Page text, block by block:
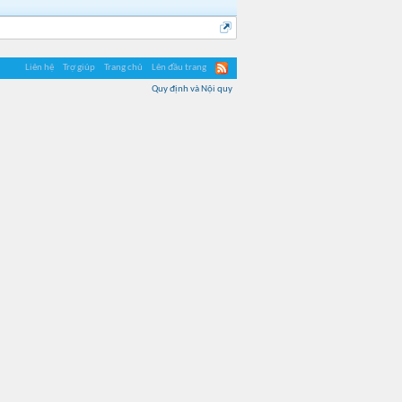
Liên hệ Trợ giúp Trang chủ Lên đầu trang
Quy định và Nội quy